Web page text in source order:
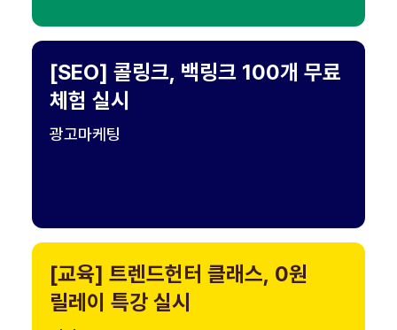
[SEO] 콜링크, 백링크 100개 무료
체험 실시
광고마케팅
[교육] 트렌드헌터 클래스, 0원
릴레이 특강 실시